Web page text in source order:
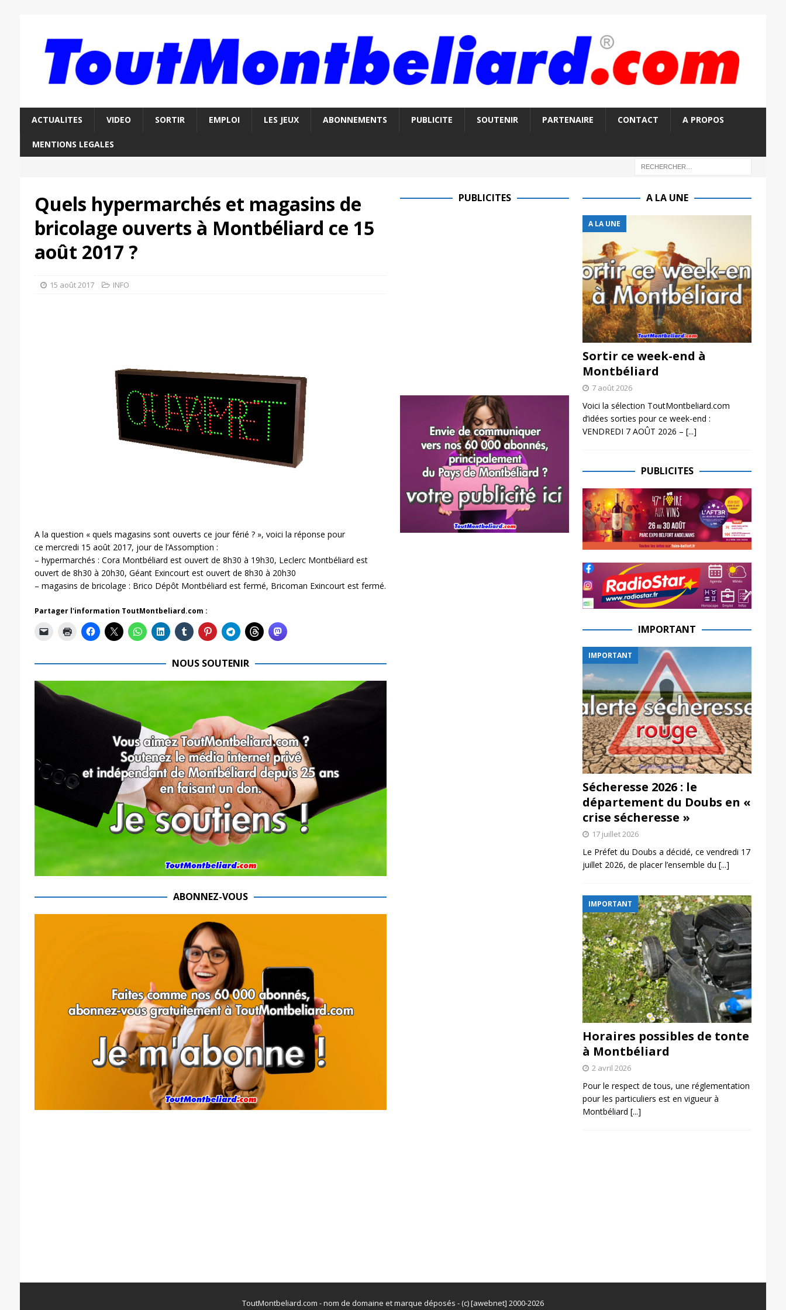
ACTUALITES VIDEO SORTIR EMPLOI LES JEUX ABONNEMENTS PUBLICITE SOUTENIR PARTENAIRE CONTACT A PROPOS
MENTIONS LEGALES
Quels hypermarchés et magasins de
bricolage ouverts à Montbéliard ce 15
août 2017 ?
15 août 2017 INFO
A la question « quels magasins sont ouverts ce jour férié ? », voici la réponse pour
ce mercredi 15 août 2017, jour de l’Assomption :
– hypermarchés : Cora Montbéliard est ouvert de 8h30 à 19h30, Leclerc Montbéliard est
ouvert de 8h30 à 20h30, Géant Exincourt est ouvert de 8h30 à 20h30
– magasins de bricolage : Brico Dépôt Montbéliard est fermé, Bricoman Exincourt est fermé.
Partager l'information ToutMontbeliard.com :
NOUS SOUTENIR
ABONNEZ-VOUS
PUBLICITES A LA UNE
A LA UNE
Sortir ce week-end à
Montbéliard
7 août 2026
Voici la sélection ToutMontbeliard.com
d’idées sorties pour ce week-end :
VENDREDI 7 AOÛT 2026 – [...]
PUBLICITES
IMPORTANT
IMPORTANT
Sécheresse 2026 : le
département du Doubs en «
crise sécheresse »
17 juillet 2026
Le Préfet du Doubs a décidé, ce vendredi 17
juillet 2026, de placer l’ensemble du [...]
IMPORTANT
Horaires possibles de tonte
à Montbéliard
2 avril 2026
Pour le respect de tous, une réglementation
pour les particuliers est en vigueur à
Montbéliard [...]
ToutMontbeliard.com - nom de domaine et marque déposés - (c) [awebnet] 2000-2026